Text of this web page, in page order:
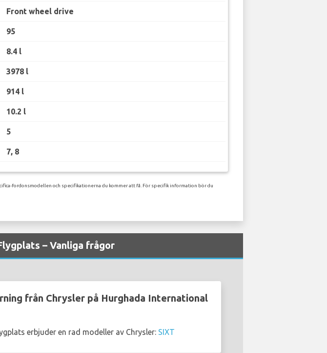
Front wheel drive
95
8.4 l
3978 l
914 l
10.2 l
5
7, 8
fordonsmodellen och specifikationerna du kommer att få. För specifik information bör du
– Vanliga frågor
från Chrysler på Hurghada International
erbjuder en rad modeller av Chrysler: SIXT